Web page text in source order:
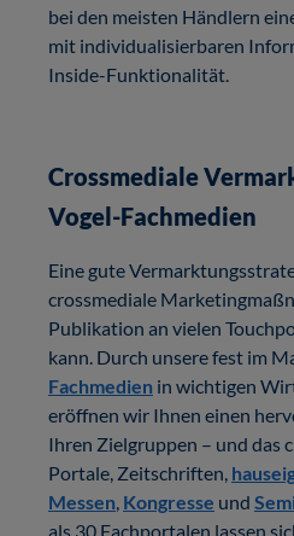
bei den meisten Händlern
mit individualisierbaren
Inside-Funktionalität.
Crossmediale
Vogel-Fachmedien
Eine gute
crossmediale
Publikation an vielen
kann. Durch unsere fest im
Fachmedien in wichtigen
eröffnen wir Ihnen einen
Ihren Zielgruppen – und das
Portale, Zeitschriften,
Messen Kongresse und
als 30 Fachportalen lassen